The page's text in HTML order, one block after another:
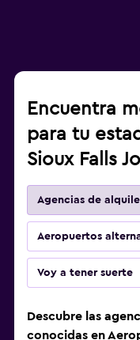
Encuentra
para tu
Sioux Falls
Agencias de
Aeropuertos
Voy a tener suerte
Descubre las
conocidas en